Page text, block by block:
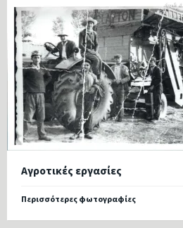
Αγροτικές εργασίες
Περισσότερες φωτογραφίες